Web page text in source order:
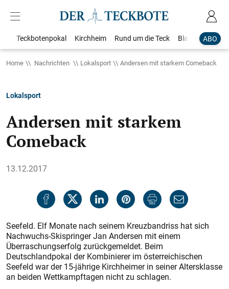
ABO
Teckbotenpokal Kirchheim Rund um die Teck Blaulicht
Home Nachrichten Lokalsport Andersen mit starkem Comeback
Lokalsport
Andersen mit starkem
Comeback
13.12.2017
Seefeld. Elf Monate nach seinem Kreuzbandriss hat sich
Nachwuchs-Skispringer Jan Andersen mit einem
Überraschungserfolg zurückgemeldet. Beim
Deutschlandpokal der Kombinierer im österreichischen
Seefeld war der 15-jährige Kirchheimer in seiner Altersklasse
an beiden Wettkampftagen nicht zu schlagen.